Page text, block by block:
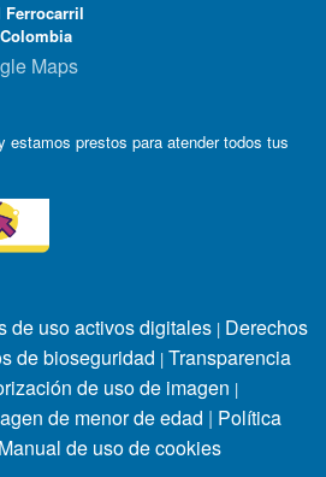
Ferrocarril
Maps
estamos prestos para atender todos tus
de uso activos digitales | Derechos
de bioseguridad | Transparencia
de uso de imagen |
de menor de edad | Política
Manual de uso de cookies